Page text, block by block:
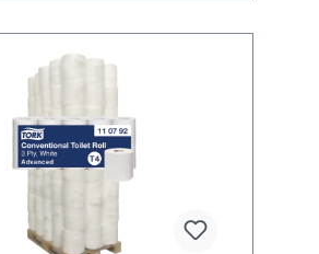
und geringeres Risiko
Weiches, besonders
BAG: 12 Rollen mit
576 Rollen = 48 Bags,
Höhe: 2.0 m Artikelnummer sondi.ch: 2449 1